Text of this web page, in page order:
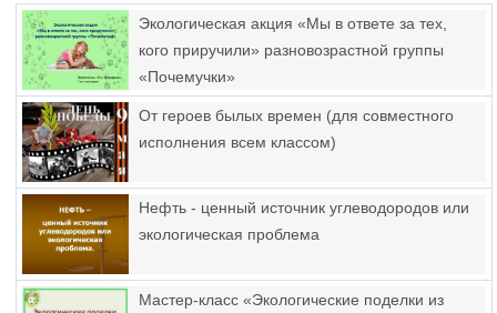
Экологическая акция «Мы в ответе за тех,
кого приручили» разновозрастной группы
«Почемучки»
От героев былых времен (для совместного
исполнения всем классом)
Нефть - ценный источник углеводородов или
экологическая проблема
Мастер-класс «Экологические поделки из